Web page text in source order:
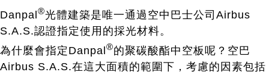
Danpal®光體建築是唯一通過空中巴士公司Airbus
S.A.S.認證指定使用的採光材料。
為什麼會指定Danpal®的聚碳酸酯中空板呢？空巴
Airbus S.A.S.在這大面積的範圍下，考慮的因素包括